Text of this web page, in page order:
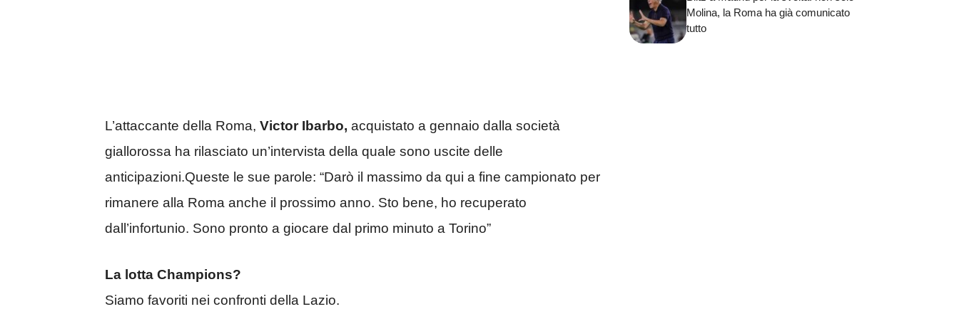
L’attaccante della Roma, Victor Ibarbo, acquistato a gennaio dalla società
giallorossa ha rilasciato un’intervista della quale sono uscite delle
anticipazioni.Queste le sue parole: “Darò il massimo da qui a fine campionato per
rimanere alla Roma anche il prossimo anno. Sto bene, ho recuperato
dall’infortunio. Sono pronto a giocare dal primo minuto a Torino”
La lotta Champions?
Siamo favoriti nei confronti della Lazio.
Molina, la Roma ha già comunicato
tutto